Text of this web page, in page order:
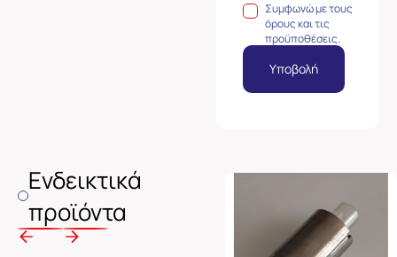
Συμφωνώ με τους
όρους και τις
προϋποθέσεις.
Υποβολή
Ενδεικτικά
προϊόντα